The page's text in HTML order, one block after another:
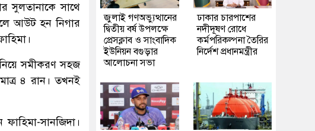
সুলতানাকে সাথে
আউট হন নিগার
সমীকরণ সহজ
৪ রান। তখনই
সানজিদা।
জুলাই গণঅভ্যুত্থানের
দ্বিতীয় বর্ষ উপলক্ষে
প্রেসক্লাব ও সাংবাদিক
ইউনিয়ন বগুড়ার
আলোচনা সভা
ঢাকার চারপাশের
নদীদূষণ রোধে
কর্মপরিকল্পনা তৈরির
নির্দেশ প্রধানমন্ত্রীর